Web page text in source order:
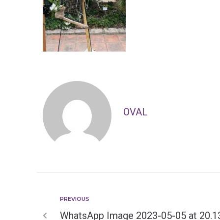
OVAL
PREVIOUS
WhatsApp Image 2023-05-05 at